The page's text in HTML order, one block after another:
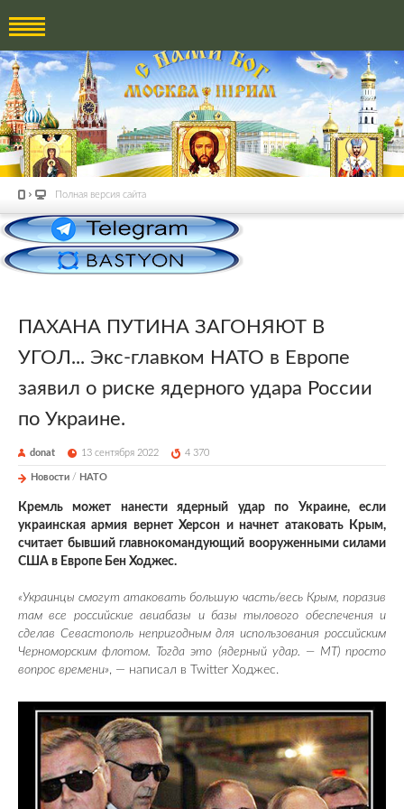
Полная версия сайта
ПАХАНА ПУТИНА ЗАГОНЯЮТ В
УГОЛ... Экс-главком НАТО в Европе
заявил о риске ядерного удара России
по Украине.
donat 13 сентября 2022 4 370
Новости / НАТО
Кремль может нанести ядерный удар по Украине, если
украинская армия вернет Херсон и начнет атаковать Крым,
считает бывший главнокомандующий вооруженными силами
США в Европе Бен Ходжес.
«Украинцы смогут атаковать большую часть/весь Крым, поразив
там все российские авиабазы и базы тылового обеспечения и
сделав Севастополь непригодным для использования российским
Черноморским флотом. Тогда это (ядерный удар. — MT) просто
вопрос времени» , — написал в Twitter Ходжес.